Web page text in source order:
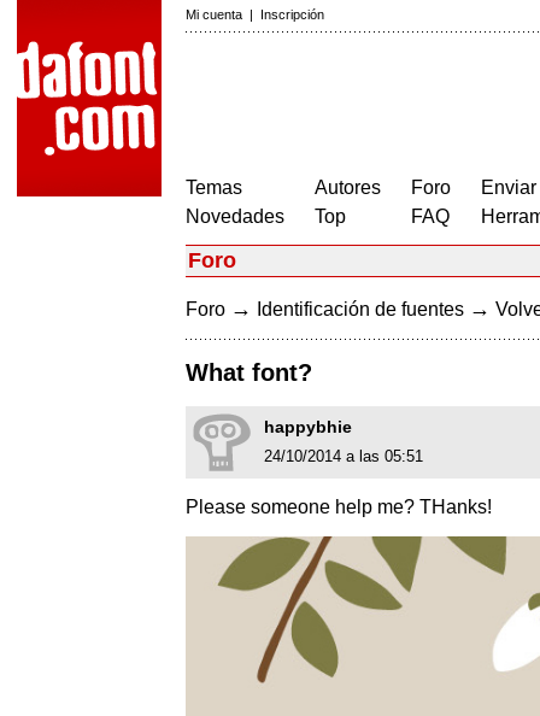
Mi cuenta | Inscripción
Temas
Novedades
Autores
Top
Foro
FAQ
Foro
Foro → Identificación de fuentes →
What font?
happybhie
24/10/2014 a las 05:51
Please someone help me? THanks!